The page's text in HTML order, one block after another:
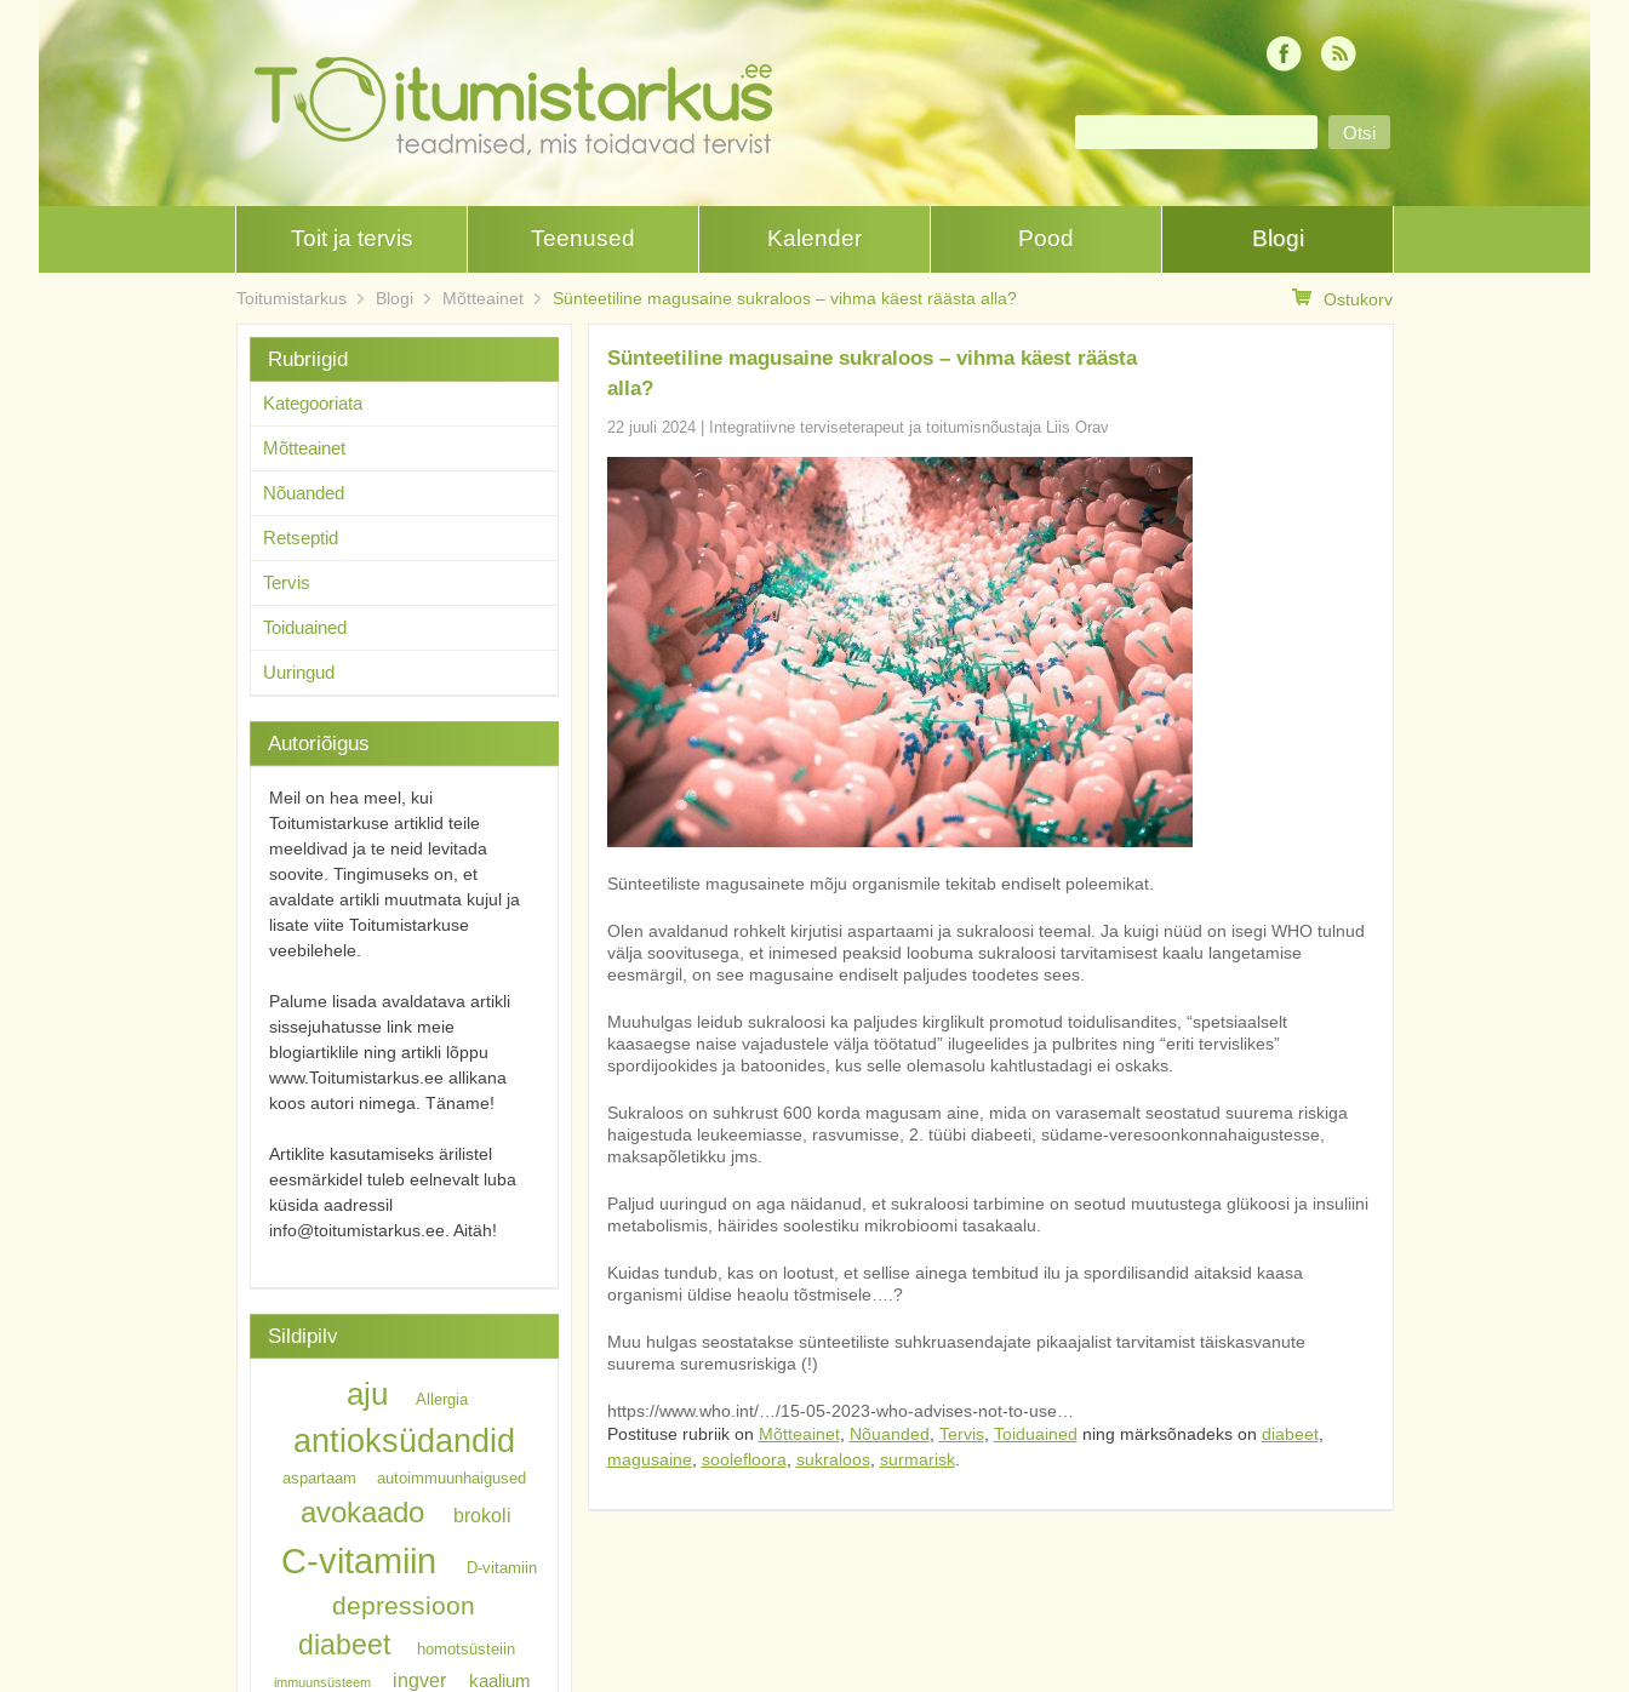
Toit ja tervis Teenused Kalender Pood Blogi
Toitumistarkus Blogi Mõtteainet Sünteetiline magusaine sukraloos – vihma käest räästa alla? Ostukorv
Sünteetiline magusaine sukraloos – vihma käest räästa
alla?
22 juuli 2024| Integratiivne terviseterapeut ja toitumisnõustaja Liis Orav
Sünteetiliste magusainete mõju organismile tekitab endiselt poleemikat.
Olen avaldanud rohkelt kirjutisi aspartaami ja sukraloosi teemal. Ja kuigi nüüd on isegi WHO tulnud
välja soovitusega, et inimesed peaksid loobuma sukraloosi tarvitamisest kaalu langetamise
eesmärgil, on see magusaine endiselt paljudes toodetes sees.
Muuhulgas leidub sukraloosi ka paljudes kirglikult promotud toidulisandites, “spetsiaalselt
kaasaegse naise vajadustele välja töötatud” ilugeelides ja pulbrites ning “eriti tervislikes”
spordijookides ja batoonides, kus selle olemasolu kahtlustadagi ei oskaks.
Sukraloos on suhkrust 600 korda magusam aine, mida on varasemalt seostatud suurema riskiga
haigestuda leukeemiasse, rasvumisse, 2. tüübi diabeeti, südame-veresoonkonnahaigustesse,
maksapõletikku jms.
Paljud uuringud on aga näidanud, et sukraloosi tarbimine on seotud muutustega glükoosi ja insuliini
metabolismis, häirides soolestiku mikrobioomi tasakaalu.
Kuidas tundub, kas on lootust, et sellise ainega tembitud ilu ja spordilisandid aitaksid kaasa
organismi üldise heaolu tõstmisele….?
Muu hulgas seostatakse sünteetiliste suhkruasendajate pikaajalist tarvitamist täiskasvanute
suurema suremusriskiga (!)
https://www.who.int/…/15-05-2023-who-advises-not-to-use…
Postituse rubriik on Mõtteainet, Nõuanded Tervis, Toiduained ning märksõnadeks on diabeet,
magusaine, soolefloora sukraloos, surmarisk.
Rubriigid
Kategooriata
Mõtteainet
Nõuanded
Retseptid
Tervis
Toiduained
Uuringud
Autoriõigus
Meil on hea meel, kui
Toitumistarkuse artiklid teile
meeldivad ja te neid levitada
soovite. Tingimuseks on, et
avaldate artikli muutmata kujul ja
lisate viite Toitumistarkuse
veebilehele.
Palume lisada avaldatava artikli
sissejuhatusse link meie
blogiartiklile ning artikli lõppu
www.Toitumistarkus.ee allikana
koos autori nimega. Täname!
Artiklite kasutamiseks ärilistel
eesmärkidel tuleb eelnevalt luba
küsida aadressil
info@toitumistarkus.ee. Aitäh!
Sildipilv
aju Allergia
antioksüdandid
aspartaam autoimmuunhaigused
avokaado brokoli
C-vitamiin D-vitamiin
depressioon
diabeet homotsüsteiin
immuunsüsteem ingver kaalium